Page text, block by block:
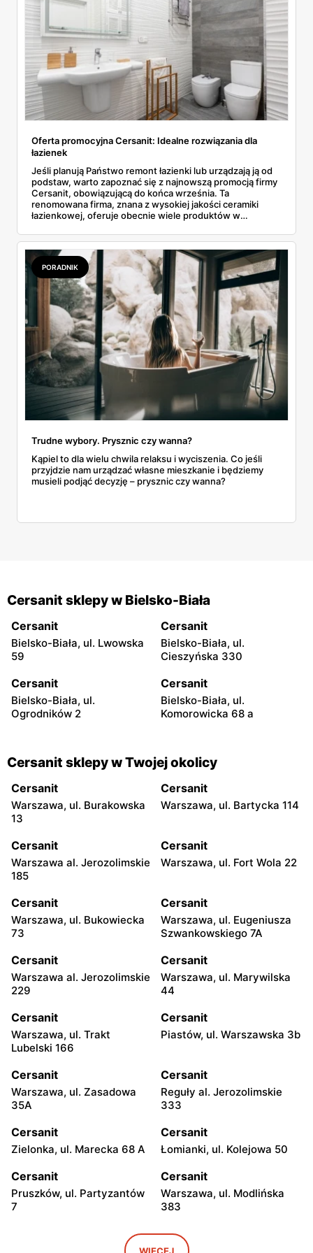
Oferta promocyjna Cersanit: Idealne rozwiązania dla
łazienek
Jeśli planują Państwo remont łazienki lub urządzają ją od
podstaw, warto zapoznać się z najnowszą promocją firmy
Cersanit, obowiązującą do końca września. Ta
renomowana firma, znana z wysokiej jakości ceramiki
łazienkowej, oferuje obecnie wiele produktów w
Państwo wszystko, co niezbędne do stworzenia
nowoczesnej, funkcjonalnej łazienki - od płytek, przez
umywalki i wanny, aż po zestawy podtynkowe i spłuczki.
Poniżej przedstawiamy szczegóły kilku najciekawszych
propozycji.
PORADNIK
Trudne wybory. Prysznic czy wanna?
​​​​​​​Kąpiel to dla wielu chwila relaksu i wyciszenia. Co jeśli
przyjdzie nam urządzać własne mieszkanie i będziemy
musieli podjąć decyzję – prysznic czy wanna?
Cersanit sklepy w Bielsko-Biała
Cersanit
Bielsko-Biała, ul. Lwowska
59
Cersanit
Bielsko-Biała, ul.
Cieszyńska 330
Cersanit
Bielsko-Biała, ul.
Ogrodników 2
Cersanit
Bielsko-Biała, ul.
Komorowicka 68 a
Cersanit sklepy w Twojej okolicy
Cersanit
Warszawa, ul. Burakowska
13
Cersanit
Warszawa, ul. Bartycka 114
Cersanit
Warszawa al. Jerozolimskie
185
Cersanit
Warszawa, ul. Fort Wola 22
Cersanit
Warszawa, ul. Bukowiecka
73
Cersanit
Warszawa, ul. Eugeniusza
Szwankowskiego 7A
Cersanit
Warszawa al. Jerozolimskie
229
Cersanit
Warszawa, ul. Marywilska
44
Cersanit
Warszawa, ul. Trakt
Lubelski 166
Cersanit
Piastów, ul. Warszawska 3b
Cersanit
Warszawa, ul. Zasadowa
35A
Cersanit
Reguły al. Jerozolimskie
333
Cersanit
Zielonka, ul. Marecka 68 A
Cersanit
Łomianki, ul. Kolejowa 50
Cersanit
Pruszków, ul. Partyzantów
7
Cersanit
Warszawa, ul. Modlińska
383
Cersanit
WIĘCEJ